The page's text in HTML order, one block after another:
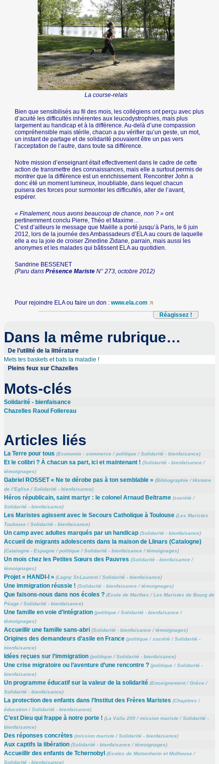
La course-relais
Bien que sensibilisés au fil des mois, les collégiens ont perçu avec plus
d’acuité les difficultés inhérentes aux leucodystrophies, mais plus
largement au handicap et à la différence. Au-delà d’une compassion
compréhensible mais stérile, chacun a pu vérifier qu’un geste, un mot,
un instant de partage et de solidarité pouvaient être un pas vers
l’acceptation de l’autre, dans toute sa différence.
Notre mission d’enseignant était effectivement dans le cadre de cette
action de transmettre des connaissances, mais elle a surtout permis de
montrer que la différence est un enrichissement. Rencontrer John a
donc été un moment lumineux, inoubliable, dans lequel chacun
puisera des forces pour surmonter les difficultés, aller de l’avant,
espérer.
« Finalement, nous avons beaucoup de chance, non ? » ont
pertinemment conclu Pierre, Théo et Maxime…
C’est d’ailleurs le message que Maëlle a porté jusqu’à Paris, le 6 juin
2012, lors de la journée des Ambassadeurs d’ELA au cours de laquelle
elle a eu la joie de croiser Zinedine Zidane, parrain, mais aussi les
anonymes et les malades qui bâtissent ELA au quotidien.
Sandrine BESSENET
(Paru dansPrésence Mariste N° 273, octobre 2012)
Pour rejoindre ELA ou faire un don :www.ela.com
Réagissez !
Dans la même rubrique…
De l’utilité de la littérature
Mets tes baskets et bats la maladie !
Pleins feux sur Chazelles
Mots-clés
Solidarité - bienfaisance
Chazelles Raoul Follereau
Articles liés
La Terre pour tous (Economie - commerce/politique/Solidarité - bienfaisance)
Et le colibri ? À chacun sa part, ici et maintenant ! (Solidarité - bienfaisance/
témoignages)
Gabriel ROSSET « Ne te dérobe pas à ton semblable » (Bibliographie/Histoire
de l’Eglise/Solidarité - bienfaisance)
Héros républicain, saint martyr : le colonel Arnaud Beltrame (société/
Solidarité - bienfaisance)
Les Maristes agissent avec le Secours Catholique à Toulouse (Les Maristes
Toulouse/Solidarité - bienfaisance)
Un camp avec adultes marqués par un handicap (Solidarité - bienfaisance)
Accueil de migrants adolescents dans la maison de Llinars (Catalogne)
(Catalogne - Espagne/politique/Solidarité - bienfaisance/témoignages)
Un mois chez les Petites Sœurs des Pauvres (Solidarité - bienfaisance/
témoignages)
Projet « HANDI-I » (Lagny St-Laurent/Solidarité - bienfaisance)
Une immigration réussie ! (Solidarité - bienfaisance/témoignages)
Que faisons-nous dans nos écoles ? (Ecole de Marlhes /Les Maristes de Bourg de
Péage/Solidarité - bienfaisance)
Une famille en voie d’intégration (politique/Solidarité - bienfaisance/
témoignages)
Accueillir une famille sans-abri (Solidarité - bienfaisance/témoignages)
Origines des demandeurs d’asile en France (politique/société/Solidarité -
bienfaisance)
Idées reçues sur l’immigration (politique/Solidarité - bienfaisance)
Une crise migratoire ou l’aventure d’une rencontre ? (politique/Solidarité -
bienfaisance)
Un programme éducatif sur la valeur de la solidarité (Enseignement/Grèce/
Solidarité - bienfaisance)
La protection des enfants dans l’Institut des Frères Maristes (Chapitres /
éducation/Solidarité - bienfaisance)
C’est Dieu qui frappe à notre porte ! (La Valla 200/mission mariste/Solidarité -
bienfaisance)
Des réponses concrètes (mission mariste/Solidarité - bienfaisance)
Aux captifs la libération (Solidarité - bienfaisance/témoignages)
Accueillir des enfants de Tchernobyl (Ecoles de Matzenheim et Mulhouse/
Solidarité - bienfaisance)